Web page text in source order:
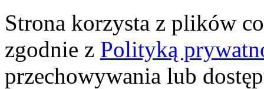
Strona korzysta z plików
zgodnie z Polityką
przechowywania lub